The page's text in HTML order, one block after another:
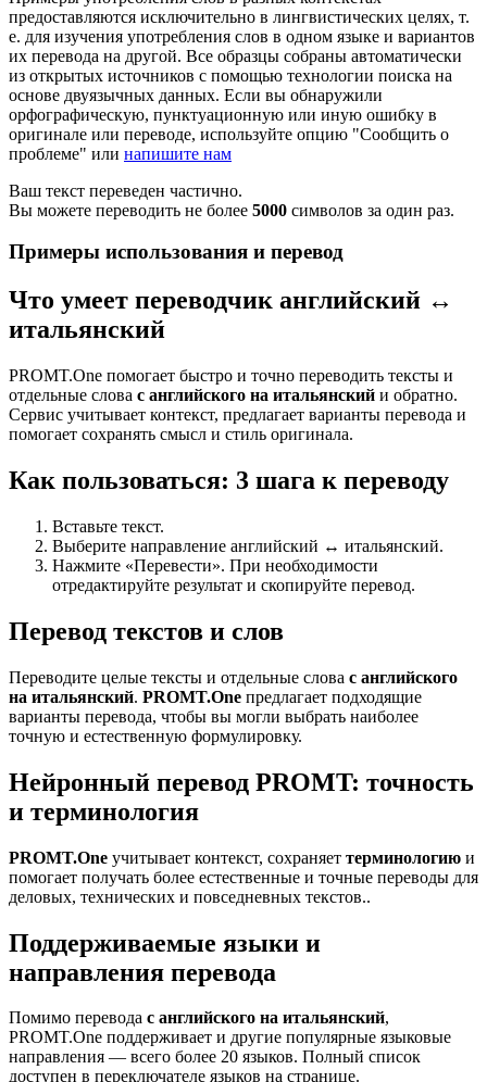
предоставляются исключительно в лингвистических целях, т.
е. для изучения употребления слов в одном языке и вариантов
их перевода на другой. Все образцы собраны автоматически
из открытых источников с помощью технологии поиска на
основе двуязычных данных. Если вы обнаружили
орфографическую, пунктуационную или иную ошибку в
оригинале или переводе, используйте опцию "Сообщить о
проблеме" или напишите нам
Ваш текст переведен частично.
Вы можете переводить не более 5000 символов за один раз.
Примеры использования и перевод
Что умеет переводчик английский ↔
итальянский
PROMT.One помогает быстро и точно переводить тексты и
отдельные слова с английского на итальянский и обратно.
Сервис учитывает контекст, предлагает варианты перевода и
помогает сохранять смысл и стиль оригинала.
Как пользоваться: 3 шага к переводу
Вставьте текст.
Выберите направление английский ↔ итальянский.
Нажмите «Перевести». При необходимости
отредактируйте результат и скопируйте перевод.
Перевод текстов и слов
Переводите целые тексты и отдельные слова с английского
на итальянский. PROMT.One предлагает подходящие
варианты перевода, чтобы вы могли выбрать наиболее
точную и естественную формулировку.
Нейронный перевод PROMT: точность
и терминология
PROMT.One учитывает контекст, сохраняет терминологию и
помогает получать более естественные и точные переводы для
деловых, технических и повседневных текстов..
Поддерживаемые языки и
направления перевода
Помимо перевода с английского на итальянский,
PROMT.One поддерживает и другие популярные языковые
направления — всего более 20 языков. Полный список
доступен в переключателе языков на странице.